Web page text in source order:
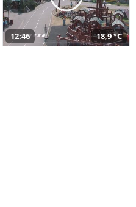
12:46 18,9 °C